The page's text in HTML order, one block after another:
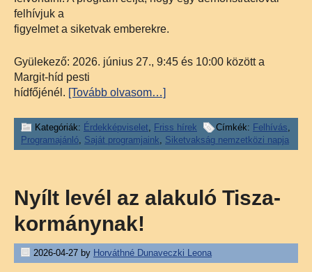
felhívjuk a
figyelmet a siketvak emberekre.
Gyülekező: 2026. június 27., 9:45 és 10:00 között a
Margit-híd pesti
hídfőjénél. [Tovább olvasom…]
Kategóriák: Érdekképviselet, Friss hírek Címkék: Felhívás,
Programajánló, Saját programjaink, Siketvakság nemzetközi napja
Nyílt levél az alakuló Tisza-
kormánynak!
2026-04-27 by Horváthné Dunaveczki Leona